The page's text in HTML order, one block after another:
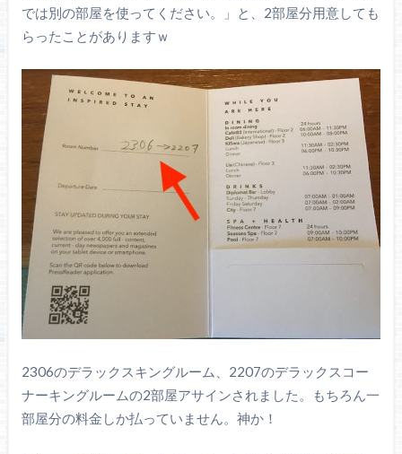
では別の部屋を使ってください。」と、2部屋分用意しても
らったことがありますｗ
2306のデラックスキングルーム、2207のデラックスコー
ナーキングルームの2部屋アサインされました。もちろん一
部屋分の料金しか払っていません。神か！